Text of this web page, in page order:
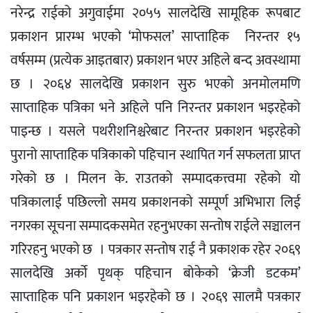
नरेन्द्र राईको अगुवाईमा २०५५ सालदेखि सामूहिक रूपबाट
प्रकाशन प्रारम्भ भएको ‘मोफसल’ साप्ताहिक निरन्तर १५
वर्षसम्म (प्रत्येक आइतबार) प्रकाशन भएर अहिले बन्द अवस्थामा
छ । २०६४ सालदेखि प्रकाशन सुरु भएको अनमोलमणि
साप्ताहिक पत्रिका भने अहिले पनि निरन्तर प्रकाशन भइरहेको
पाइन्छ । यसले पथरीशनिश्चरेबाट निरन्तर प्रकाशन भइरहेको
पुरानो साप्ताहिक पत्रिकाको पहिचान स्थापित गर्न सफलता प्राप्त
गरेको छ । मिलन के. राउतको सम्पादकत्त्वमा रहेको यो
पत्रिकालाई पछिल्लो समय प्रकाशनको सम्पूर्ण अभिभारा लिई
नगरका सूचना सम्पादकसमेत रहनुभएका सन्तोष राईले सञ्चालन
गरिरहनु भएको छ । पत्रकार सन्तोष राई नै प्रकाशक रहेर २०६९
सालदेखि अर्को पृथक् पहिचान बोकेको ‘क्रेजी डटकम’
साप्ताहिक पनि प्रकाशन भइरहेको छ । २०६९ सालमै पत्रकार